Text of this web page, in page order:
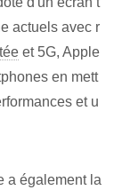
actuels avec r
et 5G, Apple
en mett
et u
a également la